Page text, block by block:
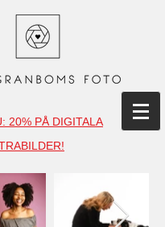
20% PÅ DIGITALA